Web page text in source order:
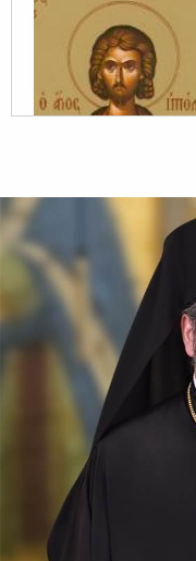
Fraților, v-am scris
mea, să am